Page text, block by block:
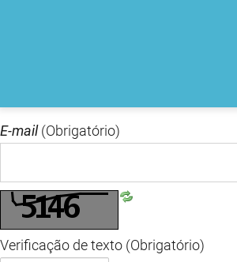
E-mail (Obrigatório)
Verificação de texto (Obrigatório)